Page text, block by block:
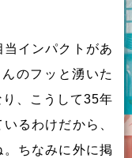
当 イ ンパク ト があ
んのフ ッ と湧 いた
り こ う して35年
い る わけだから
。 ち なみに 外に掲